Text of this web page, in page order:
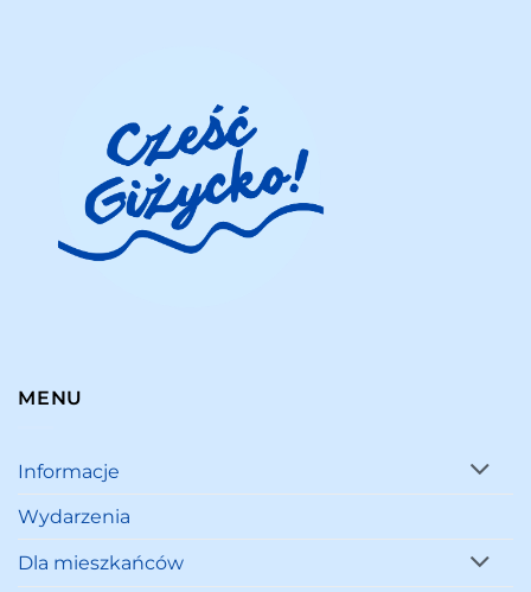
MENU
Informacje
Wydarzenia
Dla mieszkańców